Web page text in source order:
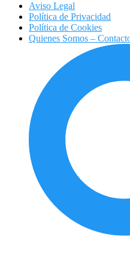
Aviso Legal
Política de Privacidad
Política de Cookies
Quienes Somos –